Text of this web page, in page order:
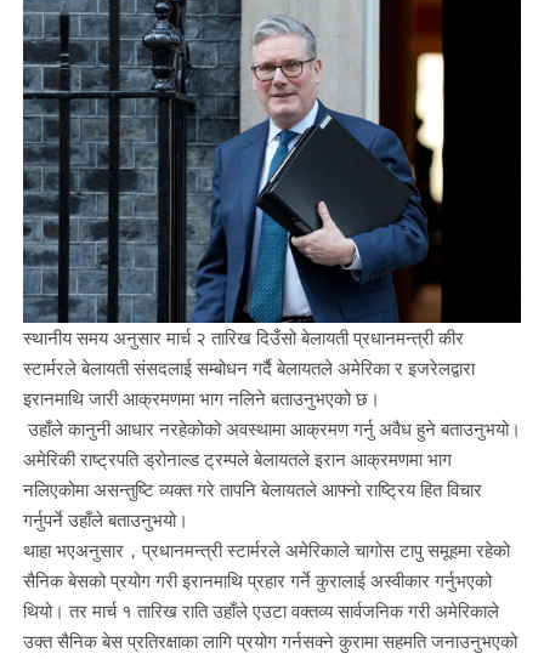
स्थानीय समय अनुसार मार्च २ तारिख दिउँसो बेलायती प्रधानमन्त्री कीर
स्टार्मरले बेलायती संसदलाई सम्बोधन गर्दै बेलायतले अमेरिका र इजरेलद्वारा
इरानमाथि जारी आक्रमणमा भाग नलिने बताउनुभएको छ।
उहाँले कानुनी आधार नरहेकोको अवस्थामा आक्रमण गर्नु अवैध हुने बताउनुभयो।
अमेरिकी राष्ट्रपति ड्रोनाल्ड ट्रम्पले बेलायतले इरान आक्रमणमा भाग
नलिएकोमा असन्तुष्टि व्यक्त गरे तापनि बेलायतले आफ्नो राष्ट्रिय हित विचार
गर्नुपर्ने उहाँले बताउनुभयो।
थाहा भएअनुसार，प्रधानमन्त्री स्टार्मरले अमेरिकाले चागोस टापु समूहमा रहेको
सैनिक बेसको प्रयोग गरी इरानमाथि प्रहार गर्ने कुरालाई अस्वीकार गर्नुभएको
थियो। तर मार्च १ तारिख राति उहाँले एउटा वक्तव्य सार्वजनिक गरी अमेरिकाले
उक्त सैनिक बेस प्रतिरक्षाका लागि प्रयोग गर्नसक्ने कुरामा सहमति जनाउनुभएको